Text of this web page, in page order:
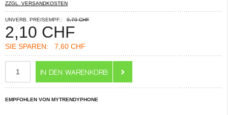
ZZGL. VERSANDKOSTEN
UNVERB. PREISEMPF.: 9,70 CHF
2,10 CHF
SIE SPAREN: 7,60 CHF
EMPFOHLEN VON MYTRENDYPHONE